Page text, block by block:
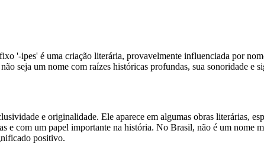
'-ipes' é uma criação literária, provavelmente influenciada por
seja um nome com raízes históricas profundas, sua sonoridade e
e originalidade. Ele aparece em algumas obras literárias,
e com um papel importante na história. No Brasil, não é um nome
positivo.